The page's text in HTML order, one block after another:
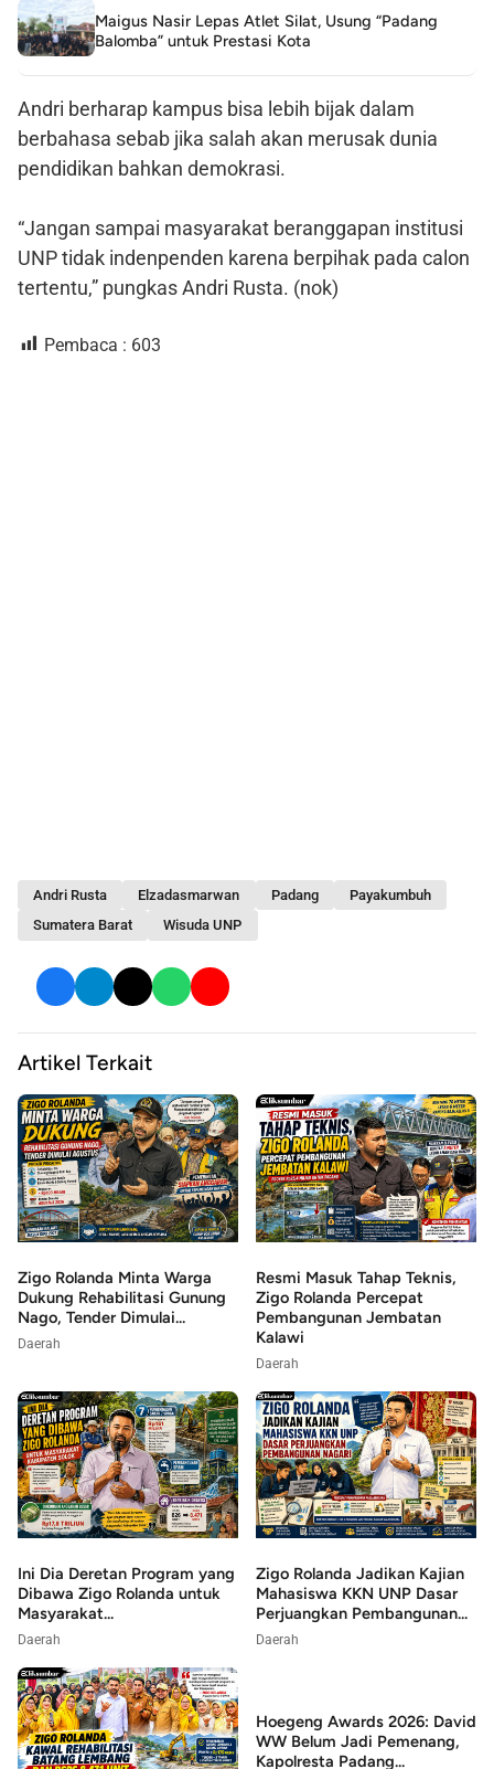
Maigus Nasir Lepas Atlet Silat, Usung “Padang
Balomba” untuk Prestasi Kota
Andri berharap kampus bisa lebih bijak dalam
berbahasa sebab jika salah akan merusak dunia
pendidikan bahkan demokrasi.
“Jangan sampai masyarakat beranggapan institusi
UNP tidak indenpenden karena berpihak pada calon
tertentu,” pungkas Andri Rusta. (nok)
Pembaca : 603
Andri Rusta Elzadasmarwan Padang
Payakumbuh
Sumatera Barat
Wisuda UNP
Artikel Terkait
Zigo Rolanda Minta Warga
Dukung Rehabilitasi Gunung
Nago, Tender Dimulai...
Daerah
Resmi Masuk Tahap Teknis,
Zigo Rolanda Percepat
Pembangunan Jembatan
Kalawi
Daerah
Ini Dia Deretan Program yang
Dibawa Zigo Rolanda untuk
Masyarakat...
Daerah
Zigo Rolanda Jadikan Kajian
Mahasiswa KKN UNP Dasar
Perjuangkan Pembangunan...
Daerah
Hoegeng Awards 2026: David
WW Belum Jadi Pemenang,
Kapolresta Padang...